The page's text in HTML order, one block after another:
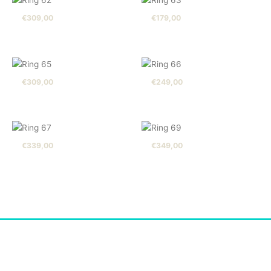
€309,00 €179,00
€309,00 €249,00
€339,00 €349,00